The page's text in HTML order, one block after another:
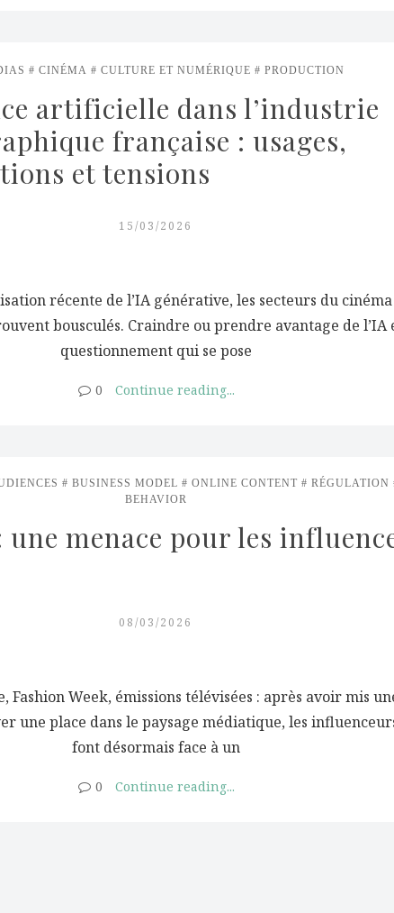
CINÉMA CULTURE ET NUMÉRIQUE PRODUCTION
artificielle dans l’industrie
française : usages,
et tensions
15/03/2026
récente de l’IA générative, les secteurs du
bousculés. Craindre ou prendre avantage de l’IA
questionnement qui se pose
0 Continue reading...
BUSINESS MODEL ONLINE CONTENT RÉGULATION
BEHAVIOR
une menace pour les
08/03/2026
Fashion Week, émissions télévisées : après avoir mis
une place dans le paysage médiatique, les
font désormais face à un
0 Continue reading...